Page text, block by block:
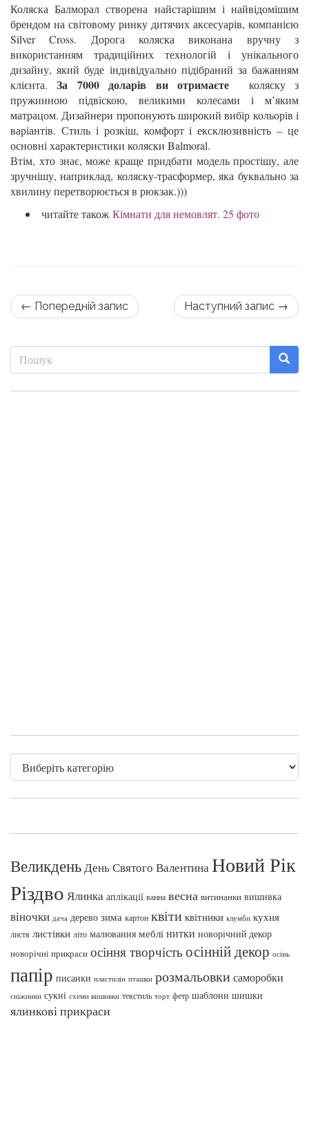
Коляска Балморал створена найстарішим і найвідомішим
брендом на світовому ринку дитячих аксесуарів, компанією
Silver Cross. Дорога коляска виконана вручну з
використанням традиційних технологій і унікального
дизайну, який буде індивідуально підібраний за бажанням
клієнта.За 7000 доларів ви отримаєте
коляску з
пружинною підвіскою, великими колесами і м’яким
матрацом. Дизайнери пропонують широкий вибір кольорів і
варіантів. Стиль і розкіш, комфорт і ексклюзивність – це
основні характеристики коляски Balmoral.
Втім, хто знає, може краще придбати модель простішу, але
зручнішу, наприклад, коляску-трасформер, яка буквально за
хвилину перетворюється в рюкзак.)))
читайте також Кімнати для немовлят. 25 фото
← Попередній запис Наступний запис →
ВеликденьДень Святого ВалентинаНовий Рік
Різдво Ялинка аплікації ванна весна витинанки вишивка
віночки дача дерево зима картон квіти квітники клумби кухня
листя листівки літо малювання меблі нитки новорічний декор
новорічні прикраси осіння творчість осінній декор осінь
папір писанки пластилін пташки розмальовки саморобки
сніжинки сукні схеми вишивки текстиль торт фетр шаблони шишки
ялинкові прикраси